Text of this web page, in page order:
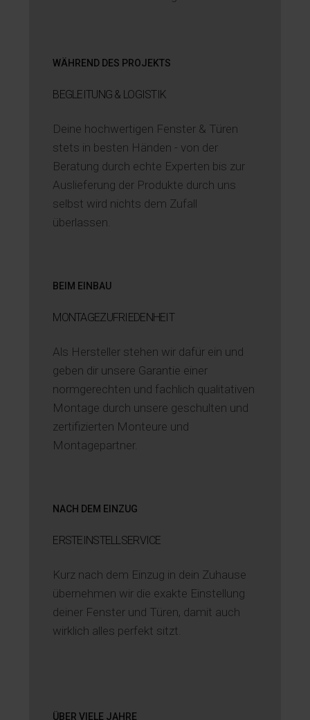
WÄHREND DES PROJEKTS
BEGLEITUNG & LOGISTIK
Deine hochwertigen Fenster & Türen
stets in besten Händen - von der
Beratung durch echte Experten bis zur
Auslieferung der Produkte durch uns
selbst wird nichts dem Zufall
überlassen.
BEIM EINBAU
MONTAGE­ZUFRIEDENHEIT
Als Hersteller stehen wir dafür ein und
geben dir unsere Garantie einer
normgerechten und fachlich qualitativen
Montage durch unsere geschulten und
zertifizierten Monteure und
Montagepartner.
NACH DEM EINZUG
ERST­EINSTELLSERVICE
Kurz nach dem Einzug in dein Zuhause
übernehmen wir die exakte Einstellung
deiner Fenster und Türen, damit auch
wirklich alles perfekt sitzt.
ÜBER VIELE JAHRE